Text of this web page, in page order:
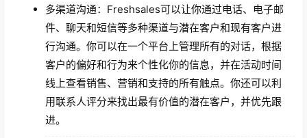
多渠道沟通：Freshsales可以让你通过电话、电子邮
件、聊天和短信等多种渠道与潜在客户和现有客户进
行沟通。你可以在一个平台上管理所有的对话，根据
客户的偏好和行为来个性化你的信息，并在活动时间
线上查看销售、营销和支持的所有触点。你还可以利
用联系人评分来找出最有价值的潜在客户，并优先跟
进。